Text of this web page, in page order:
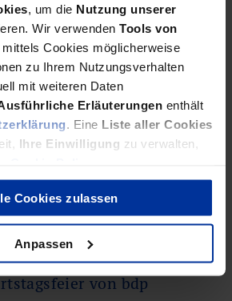
, um die Nutzung unserer
Wir verwenden Tools von
mittels Cookies möglicherweise
zu Ihrem Nutzungsverhalten
mit weiteren Daten
Erläuterungen enthält
. Eine Liste aller Cookies
Ihre Einwilligung zu verwalten,
Cookies zulassen
Anpassen
aus China
bdp
der
von bdp